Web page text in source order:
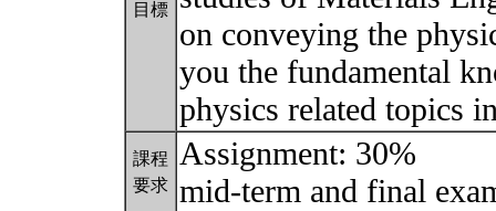
目標
on conveying the
you the fundamental
physics related topics
課程
要求
Assignment: 30%
mid-term and final